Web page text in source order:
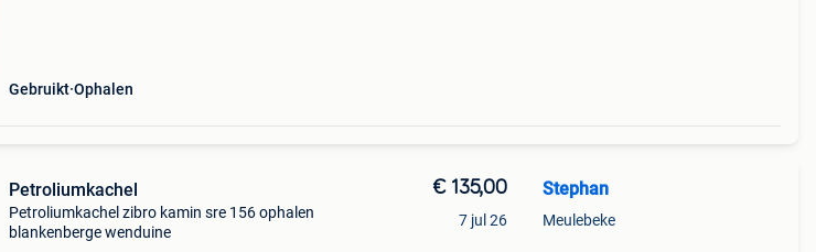
Gebruikt Ophalen
Petroliumkachel
Petroliumkachel zibro kamin sre 156 ophalen
blankenberge wenduine
€ 135,00
7 jul 26
Stephan
Meulebeke